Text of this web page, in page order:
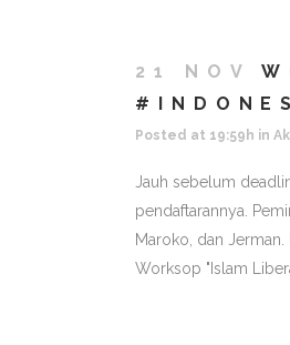
21 NOV
Posted at 19:59h in
Jauh sebelum
pendaftarannya.
Maroko, dan
Worksop "Islam